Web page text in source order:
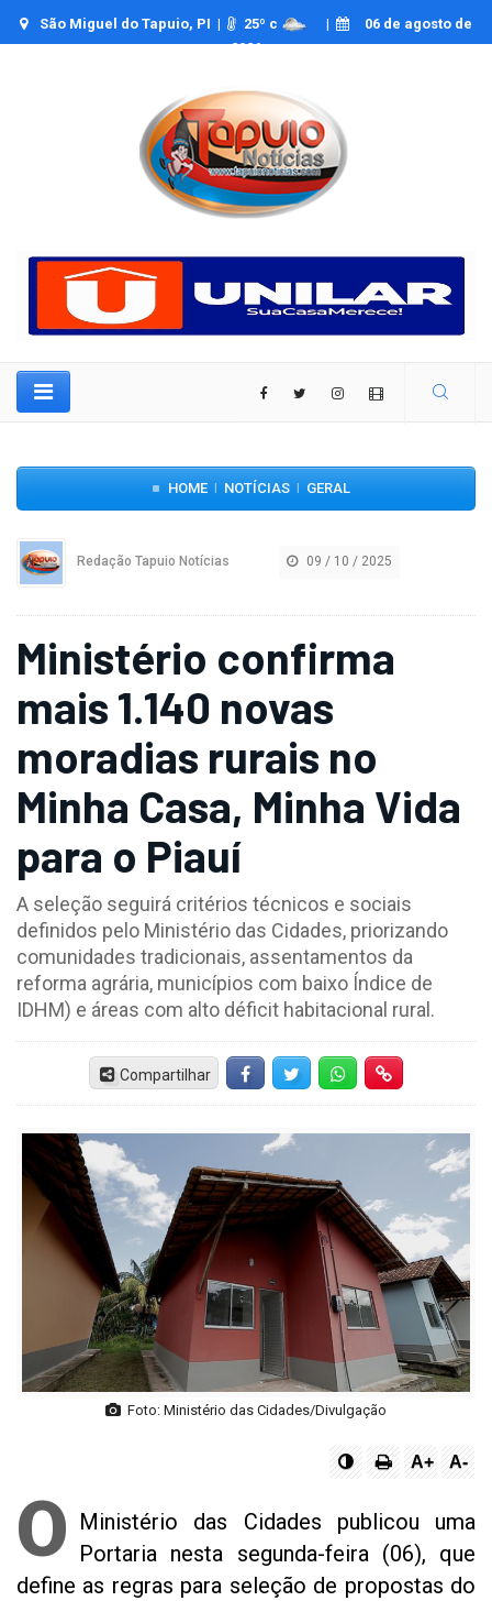
São Miguel do Tapuio, PI | 25º c |
06 de agosto de
2026
HOME NOTÍCIAS GERAL
Redação Tapuio Notícias 09 / 10 / 2025
Ministério confirma
mais 1.140 novas
moradias rurais no
Minha Casa, Minha Vida
para o Piauí
A seleção seguirá critérios técnicos e sociais
definidos pelo Ministério das Cidades, priorizando
comunidades tradicionais, assentamentos da
reforma agrária, municípios com baixo Índice de
IDHM) e áreas com alto déficit habitacional rural.
Compartilhar FacebookTwitter Whatsapp
Foto: Ministério das Cidades/Divulgação
A+ A-
O Ministério das Cidades publicou uma
Portaria nesta segunda-feira (06), que
define as regras para seleção de propostas do